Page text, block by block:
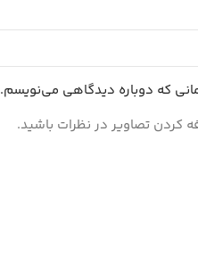
که دوباره دیدگاهی می‌نویسم.
کردن تصاویر در نظرات باشید.